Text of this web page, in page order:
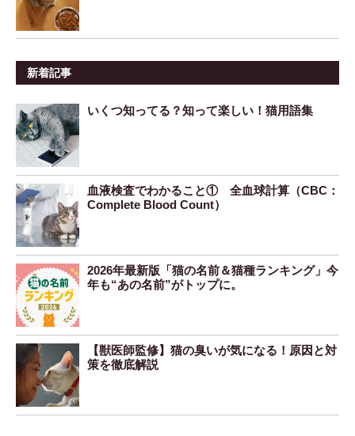
新着記事
いくつ知ってる？知って楽しい！猫用語集
血液検査でわかること① 全血球計算（CBC：
Complete Blood Count）
2026年最新版「猫の名前＆猫種ランキング」今
年も“あの名前”がトップに。
【獣医師監修】猫の臭いが気になる！原因と対
策を徹底解説